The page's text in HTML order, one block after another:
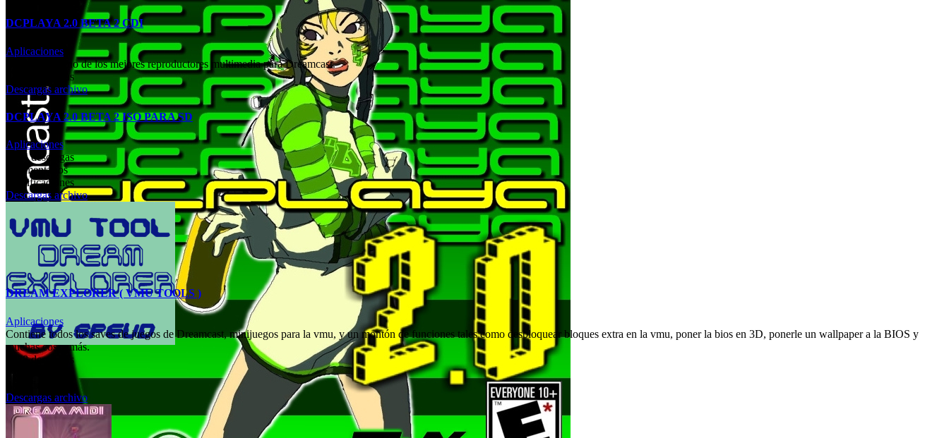
DCPLAYA 2.0 BETA 2 CDI
Aplicaciones
DCPlaya es uno de los mejores reproductores multimedia para Dreamcast.
2741 descargas
Descargas archivo
DCPLAYA 2.0 BETA 2 ISO PARA SD
Aplicaciones
6964 descargas
8 comentarios
5 calificaciones
Descargas archivo
DREAM EXPLORER ( VMU TOOLS )
Aplicaciones
Contiene todos los saves de juegos de Dreamcast, minijuegos para la vmu, y un montón de funciones tales como desbloquear bloques extra en la vmu, poner la bios en 3D, ponerle un wallpaper a la BIOS y
muchas cosas más.
2278 descargas
0 comentarios
Descargas archivo